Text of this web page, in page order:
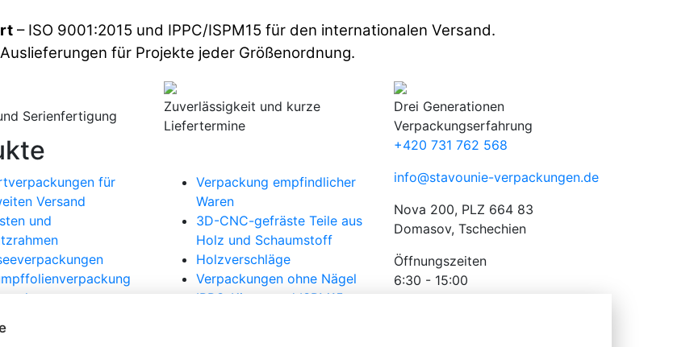
– ISO 9001:2015 und IPPC/ISPM15 für den internationalen Versand.
für Projekte jeder Größenordnung.
Serienfertigung
Zuverlässigkeit und kurze
Liefertermine
Drei Generationen
Verpackungserfahrung
für
Versand
und
Verpackung empfindlicher
Waren
3D-CNC-gefräste Teile aus
Holz und Schaumstoff
Holzverschläge
Verpackungen ohne Nägel
IPPC-Kisten und ISPM15-
+420 731 762 568
info@stavounie-verpackungen.de
Nova 200, PLZ 664 83
Domasov, Tschechien
Öffnungszeiten
6:30 - 15:00